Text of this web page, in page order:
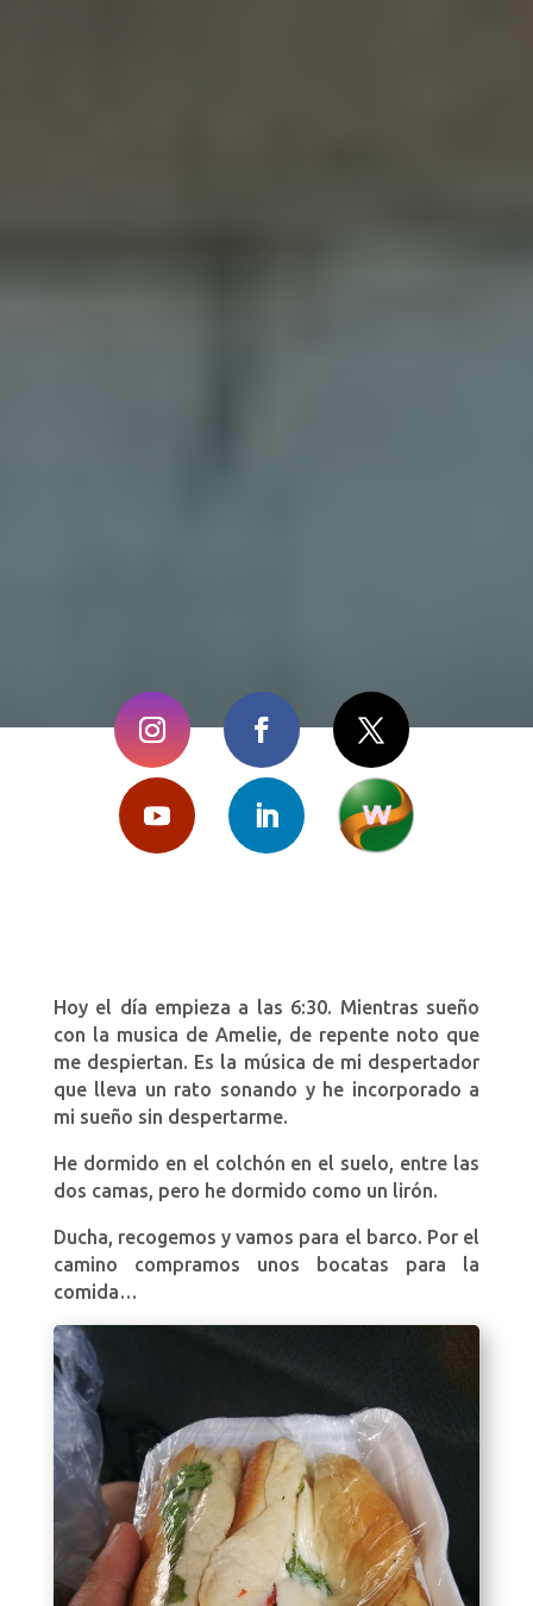
Hoy el día empieza a las 6:30. Mientras sueño
con la musica de Amelie, de repente noto que
me despiertan. Es la música de mi despertador
que lleva un rato sonando y he incorporado a
mi sueño sin despertarme.
He dormido en el colchón en el suelo, entre las
dos camas, pero he dormido como un lirón.
Ducha, recogemos y vamos para el barco. Por el
camino compramos unos bocatas para la
comida…